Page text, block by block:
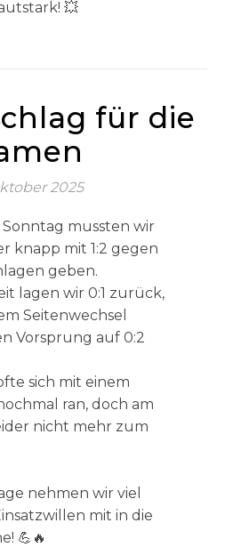
💥
für die
2025
mussten wir
knapp mit 1:2 gegen
geben.
lagen wir 0:1 zurück,
Seitenwechsel
Vorsprung auf 0:2
sich mit einem
ran, doch am
nicht mehr zum
nehmen wir viel
mit in die
💪🔥